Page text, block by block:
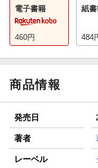
電子書籍
460円
紙
484
商品情報
発売日
著者
レーベル